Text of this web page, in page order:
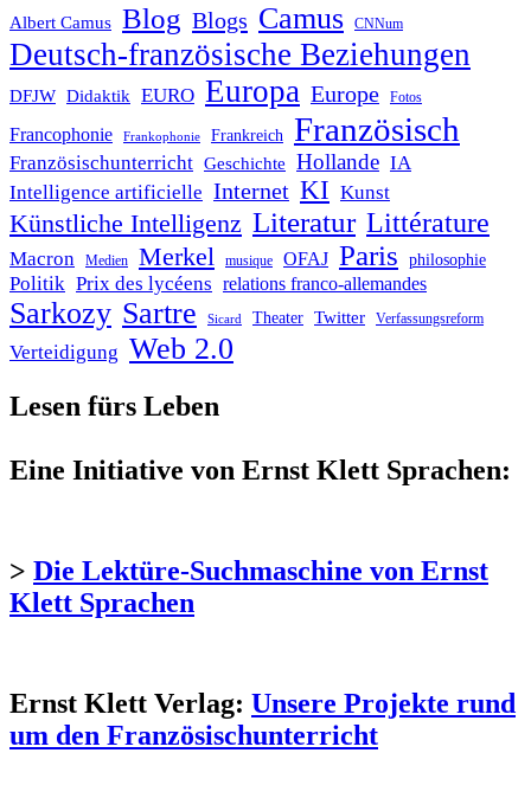
Albert Camus Blog Blogs Camus CNNum
Deutsch-französische Beziehungen
DFJW Didaktik EURO Europa Europe Fotos
Francophonie Frankophonie Frankreich Französisch
Französischunterricht Geschichte Hollande IA
Intelligence artificielle Internet KI Kunst
Künstliche Intelligenz Literatur Littérature
Macron Medien Merkel musique OFAJ Paris philosophie
Politik Prix des lycéens relations franco-allemandes
Sarkozy Sartre Sicard Theater Twitter Verfassungsreform
Verteidigung Web 2.0
Lesen fürs Leben
Eine Initiative von Ernst Klett Sprachen:
> Die Lektüre-Suchmaschine von Ernst
Klett Sprachen
Ernst Klett Verlag: Unsere Projekte rund
um den Französischunterricht